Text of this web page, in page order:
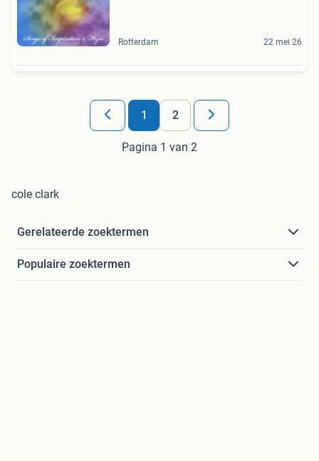
Rotterdam 22 mei 26
1 2
Pagina 1 van 2
cole clark
Gerelateerde zoektermen
Populaire zoektermen